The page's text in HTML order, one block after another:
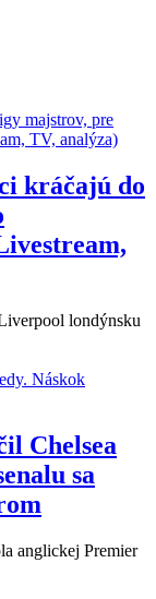
kráčajú do
londýnsku
Chelsea
sa
anglickej Premier